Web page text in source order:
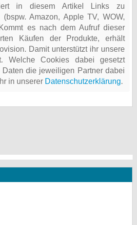
in diesem Artikel Links zu
(bspw. Amazon, Apple TV, WOW,
es nach dem Aufruf dieser
Käufen der Produkte, erhält
Damit unterstützt ihr unsere
Welche Cookies dabei gesetzt
die jeweiligen Partner dabei
in unserer Datenschutzerklärung.